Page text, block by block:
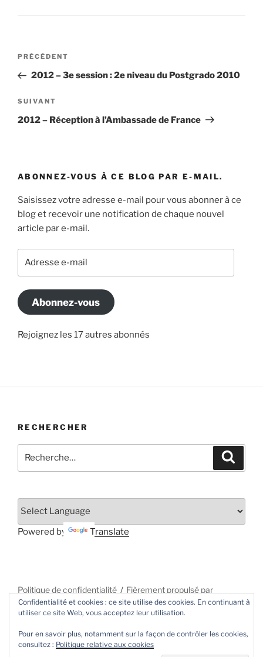
Navigation
l’article
Article
précédent
PRÉCÉDENT
2012 – 3e session : 2e niveau du Postgrado 2010
Article
suivant
SUIVANT
2012 – Réception à l’Ambassade de France
ABONNEZ-VOUS À CE BLOG PAR E-MAIL.
Saisissez votre adresse e-mail pour vous abonner à ce
blog et recevoir une notification de chaque nouvel
article par e-mail.
Abonnez-vous
Rejoignez les 17 autres abonnés
RECHERCHER
pour
Powered by Translate
Politique de confidentialité
Fièrement propulsé par
WordPress
Confidentialité et cookies : ce site utilise des cookies. En continuant à
utiliser ce site Web, vous acceptez leur utilisation.
Pour en savoir plus, notamment sur la façon de contrôler les cookies,
consultez : Politique relative aux cookies